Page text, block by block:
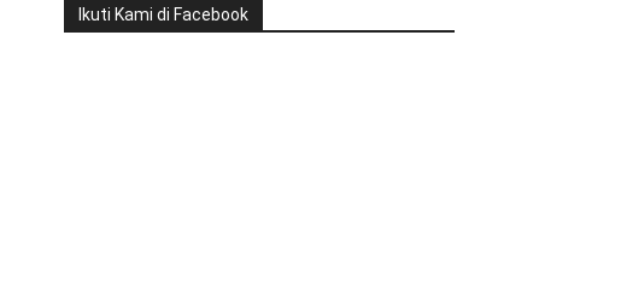
Ikuti Kami di Facebook